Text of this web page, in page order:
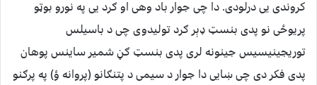
کروندی یی درلودی. دا چی جوار باد وهی او ګرد یی په نورو بوټو
پریوځی نو پدی بنسټ ډېر ګرد تولیدوی چی د باسیلس
توریجینیسیس جینونه لری پدی بنسټ ګڼ شمیر ساینس پوهان
پدی فکر دی چی ښایی دا جوار د سیمی د پتنګانو (پروانه ؤ) په پرګنو